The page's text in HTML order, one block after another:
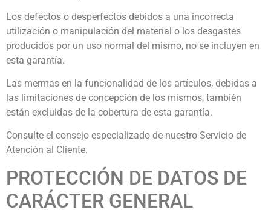
Los defectos o desperfectos debidos a una incorrecta
utilización o manipulación del material o los desgastes
producidos por un uso normal del mismo, no se incluyen en
esta garantía.
Las mermas en la funcionalidad de los artículos, debidas a
las limitaciones de concepción de los mismos, también
están excluidas de la cobertura de esta garantía.
Consulte el consejo especializado de nuestro Servicio de
Atención al Cliente.
PROTECCIÓN DE DATOS DE
CARÁCTER GENERAL